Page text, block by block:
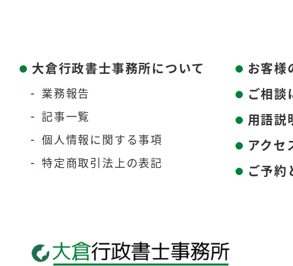
大倉行政書士事務所について
業務報告
記事一覧
個人情報に関する事項
特定商取引法上の表記
お客様
ご相談
用語説
アクセ
ご予約